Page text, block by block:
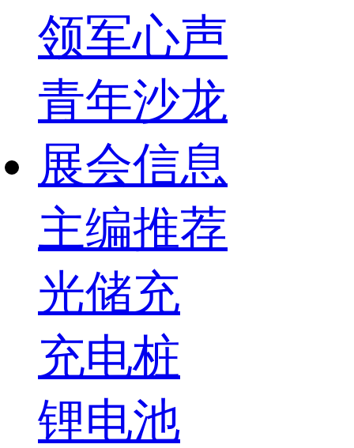
领军心声
青年沙龙
展会信息
主编推荐
光储充
充电桩
锂电池